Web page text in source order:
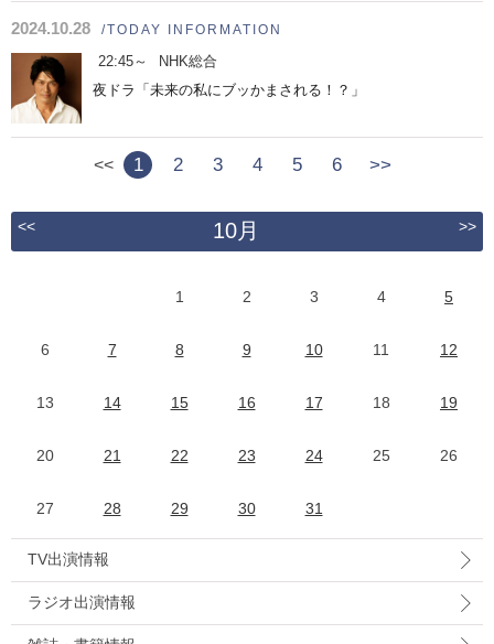
2024.10.28 /TODAY INFORMATION
22:45～
NHK総合
夜ドラ「未来の私にブッかまされる！？」
<< 1 2 3 4 5 6 >>
<< 10月 >>
1 2 3 4 5
6 7 8 9 10 11 12
13 14 15 16 17 18 19
20 21 22 23 24 25 26
27 28 29 30 31
TV出演情報
ラジオ出演情報